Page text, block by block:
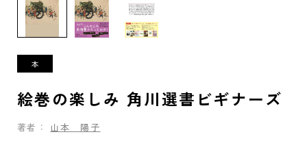
絵巻の楽しみ 角川選書ビギナーズ
著者： 山本 陽子